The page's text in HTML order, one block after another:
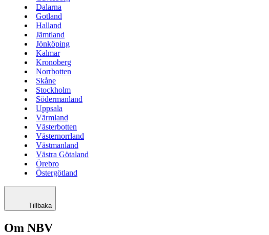
Dalarna
Gotland
Halland
Jämtland
Jönköping
Kalmar
Kronoberg
Norrbotten
Skåne
Stockholm
Södermanland
Uppsala
Värmland
Västerbotten
Västernorrland
Västmanland
Västra Götaland
Örebro
Östergötland
Tillbaka
Om NBV